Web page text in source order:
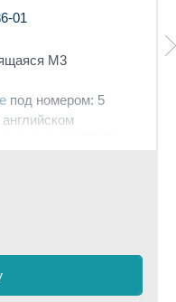
01
М3
под номером: 5